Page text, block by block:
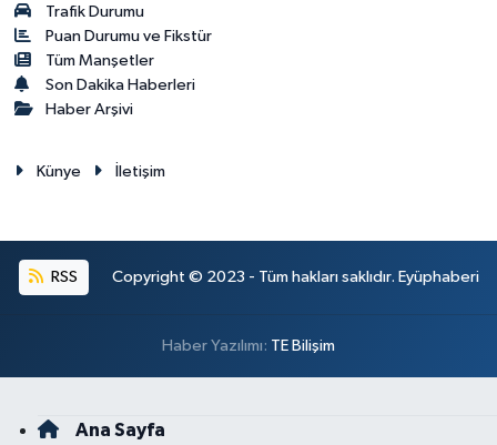
Trafik Durumu
Puan Durumu ve Fikstür
Tüm Manşetler
Son Dakika Haberleri
Haber Arşivi
Künye İletişim
RSS Copyright © 2023 - Tüm hakları saklıdır. Eyüphaberi
Haber Yazılımı: TE Bilişim
Ana Sayfa